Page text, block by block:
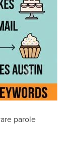
parole